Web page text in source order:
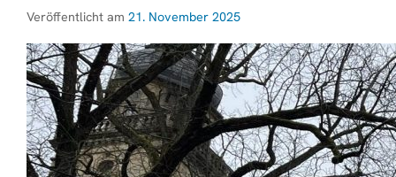
Veröffentlicht am 21. November 2025